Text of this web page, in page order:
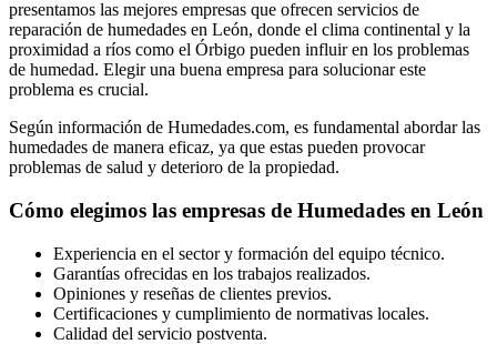
presentamos las mejores empresas que ofrecen servicios de
reparación de humedades en León, donde el clima continental y la
proximidad a ríos como el Órbigo pueden influir en los problemas
de humedad. Elegir una buena empresa para solucionar este
problema es crucial.
Según información de Humedades.com, es fundamental abordar las
humedades de manera eficaz, ya que estas pueden provocar
problemas de salud y deterioro de la propiedad.
Cómo elegimos las empresas de Humedades en León
Experiencia en el sector y formación del equipo técnico.
Garantías ofrecidas en los trabajos realizados.
Opiniones y reseñas de clientes previos.
Certificaciones y cumplimiento de normativas locales.
Calidad del servicio postventa.